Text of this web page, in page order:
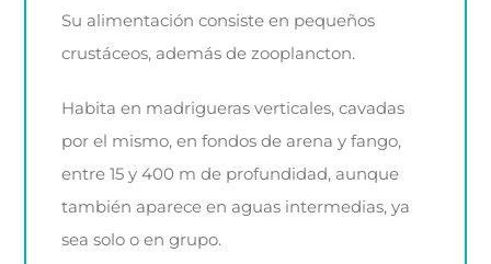
Su alimentación consiste en pequeños
crustáceos, además de zooplancton.
Habita en madrigueras verticales, cavadas
por el mismo, en fondos de arena y fango,
entre 15 y 400 m de profundidad, aunque
también aparece en aguas intermedias, ya
sea solo o en grupo.